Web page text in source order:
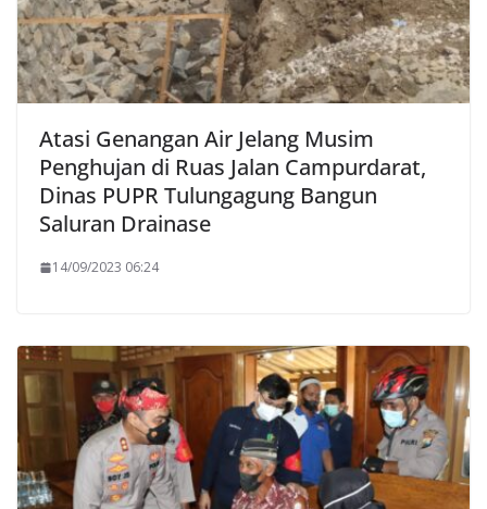
Atasi Genangan Air Jelang Musim
Penghujan di Ruas Jalan Campurdarat,
Dinas PUPR Tulungagung Bangun
Saluran Drainase
14/09/2023 06:24